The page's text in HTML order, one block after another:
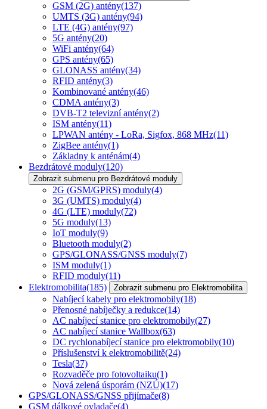
GSM (2G) antény(137)
UMTS (3G) antény(94)
LTE (4G) antény(97)
5G antény(20)
WiFi antény(64)
GPS antény(65)
GLONASS antény(34)
RFID antény(3)
Kombinované antény(46)
CDMA antény(3)
DVB-T2 televizní antény(2)
ISM antény(11)
LPWAN antény - LoRa, Sigfox, 868 MHz(11)
ZigBee antény(1)
Základny k anténám(4)
Bezdrátové moduly(120)
Zobrazit submenu pro Bezdrátové moduly
2G (GSM/GPRS) moduly(4)
3G (UMTS) moduly(4)
4G (LTE) moduly(72)
5G moduly(13)
IoT moduly(9)
Bluetooth moduly(2)
GPS/GLONASS/GNSS moduly(7)
ISM moduly(1)
RFID moduly(11)
Elektromobilita(185) Zobrazit submenu pro Elektromobilita
Nabíjecí kabely pro elektromobily(18)
Přenosné nabíječky a redukce(14)
AC nabíjecí stanice pro elektromobily(27)
AC nabíjecí stanice Wallbox(63)
DC rychlonabíjecí stanice pro elektromobily(10)
Příslušenství k elektromobilitě(24)
Tesla(37)
Rozvaděče pro fotovoltaiku(1)
Nová zelená úsporám (NZÚ)(17)
GPS/GLONASS/GNSS přijímače(8)
GSM dálkové ovladače(4)